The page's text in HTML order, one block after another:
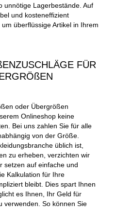
unnötige Lagerbestände. Auf
und kosteneffizient
überflüssige Artikel in Ihrem
FÜR
oder Übergrößen
Onlineshop keine
Bei uns zahlen Sie für alle
von der Größe.
üblich ist,
zu erheben, verzichten wir
setzen auf einfache und
Kalkulation für Ihre
bleibt. Dies spart Ihnen
es Ihnen, Ihr Geld für
verwenden. So können Sie